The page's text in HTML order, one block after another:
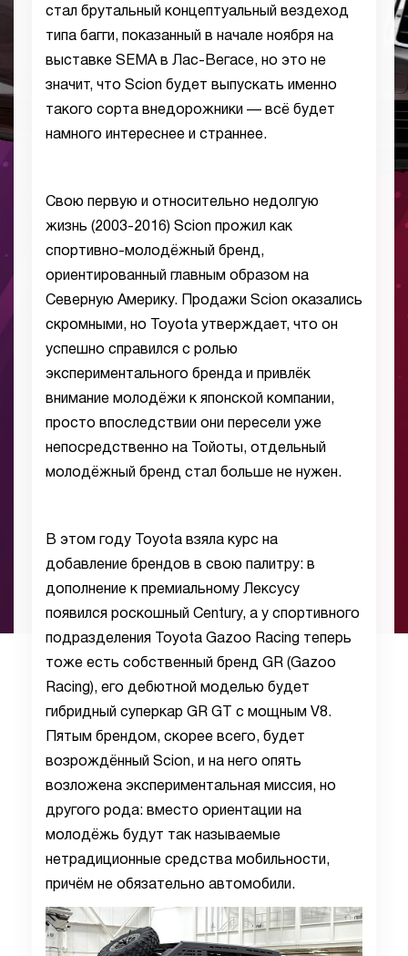
стал брутальный концептуальный вездеход
типа багги, показанный в начале ноября на
выставке SEMA в Лас-Вегасе, но это не
значит, что Scion будет выпускать именно
такого сорта внедорожники — всё будет
намного интереснее и страннее.
Свою первую и относительно недолгую
жизнь (2003-2016) Scion прожил как
спортивно-молодёжный бренд,
ориентированный главным образом на
Северную Америку. Продажи Scion оказались
скромными, но Toyota утверждает, что он
успешно справился с ролью
экспериментального бренда и привлёк
внимание молодёжи к японской компании,
просто впоследствии они пересели уже
непосредственно на Тойоты, отдельный
молодёжный бренд стал больше не нужен.
В этом году Toyota взяла курс на
добавление брендов в свою палитру: в
дополнение к премиальному Лексусу
появился роскошный Century, а у спортивного
подразделения Toyota Gazoo Racing теперь
тоже есть собственный бренд GR (Gazoo
Racing), его дебютной моделью будет
гибридный суперкар GR GT с мощным V8.
Пятым брендом, скорее всего, будет
возрождённый Scion, и на него опять
возложена экспериментальная миссия, но
другого рода: вместо ориентации на
молодёжь будут так называемые
нетрадиционные средства мобильности,
причём не обязательно автомобили.